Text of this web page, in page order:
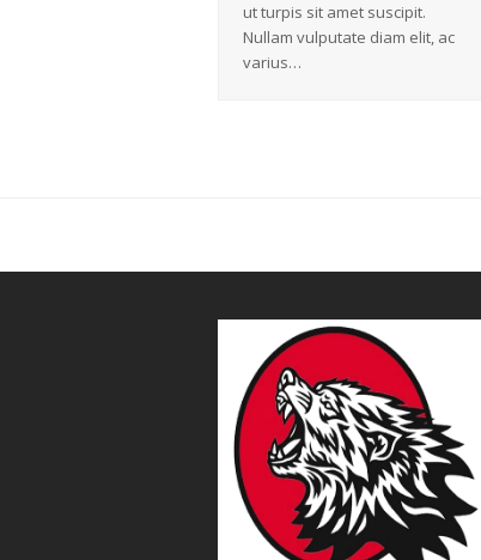
ut turpis sit amet suscipit.
Nullam vulputate diam elit, ac
varius…